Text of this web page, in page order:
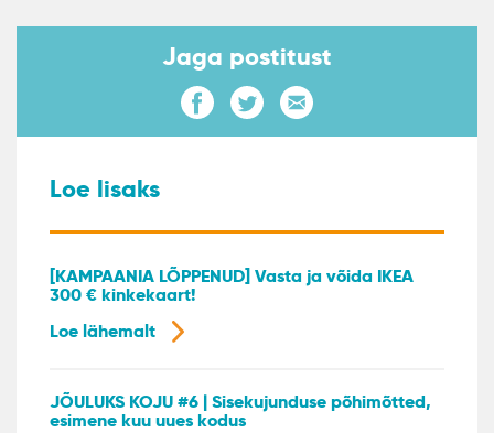
Jaga postitust
Loe lisaks
[KAMPAANIA LÕPPENUD] Vasta ja võida IKEA
300 € kinkekaart!
Loe lähemalt
JÕULUKS KOJU #6 | Sisekujunduse põhimõtted,
esimene kuu uues kodus